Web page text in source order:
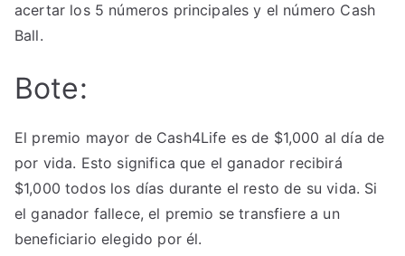
acertar los 5 números principales y el número Cash
Ball.
Bote:
El premio mayor de Cash4Life es de $1,000 al día de
por vida. Esto significa que el ganador recibirá
$1,000 todos los días durante el resto de su vida. Si
el ganador fallece, el premio se transfiere a un
beneficiario elegido por él.